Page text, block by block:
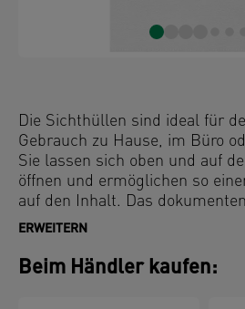
Die Sichthüllen sind ideal für
Gebrauch zu Hause, im Büro
Sie lassen sich oben und auf
öffnen und ermöglichen so
auf den Inhalt. Das
säurefreie Material
recyceltem PP-Kunststoff
ERWEITERN
Beim Händler kaufen: